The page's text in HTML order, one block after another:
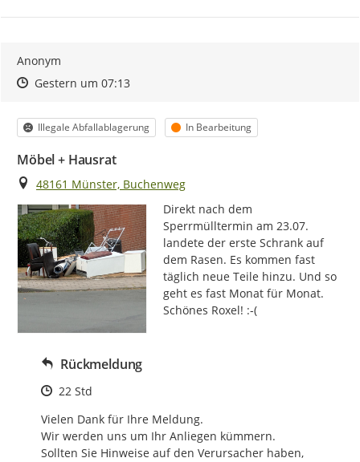
Anonym
Zeitpunkt des Erstellens
Zeitpunkt des Erstellens
Gestern um 07:13Zur Äußerung
Kategorie
Illegale Abfallablagerung Status
In Bearbeitung
Möbel + Hausrat
Ort
48161 Münster, Buchenweg
Direkt nach dem
Sperrmülltermin am 23.07.
landete der erste Schrank auf
dem Rasen. Es kommen fast
täglich neue Teile hinzu. Und so
geht es fast Monat für Monat.
Schönes Roxel! :-(
Rückmeldung
Zeitpunkt des Erstellens
22 Std
Vielen Dank für Ihre Meldung.
Wir werden uns um Ihr Anliegen kümmern.
Sollten Sie Hinweise auf den Verursacher haben,